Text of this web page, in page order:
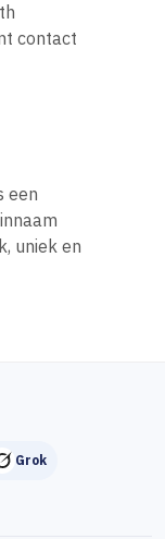
contact
een
uniek en
Grok